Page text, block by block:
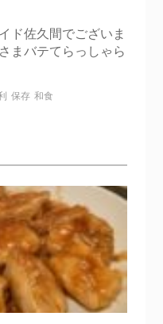
ド佐久間でございま
まバテてらっしゃら
保存 和食